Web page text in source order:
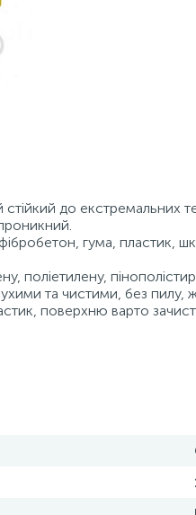
до екстремальних
гума, пластик,
поліетилену,
та чистими, без пилу,
поверхню варто